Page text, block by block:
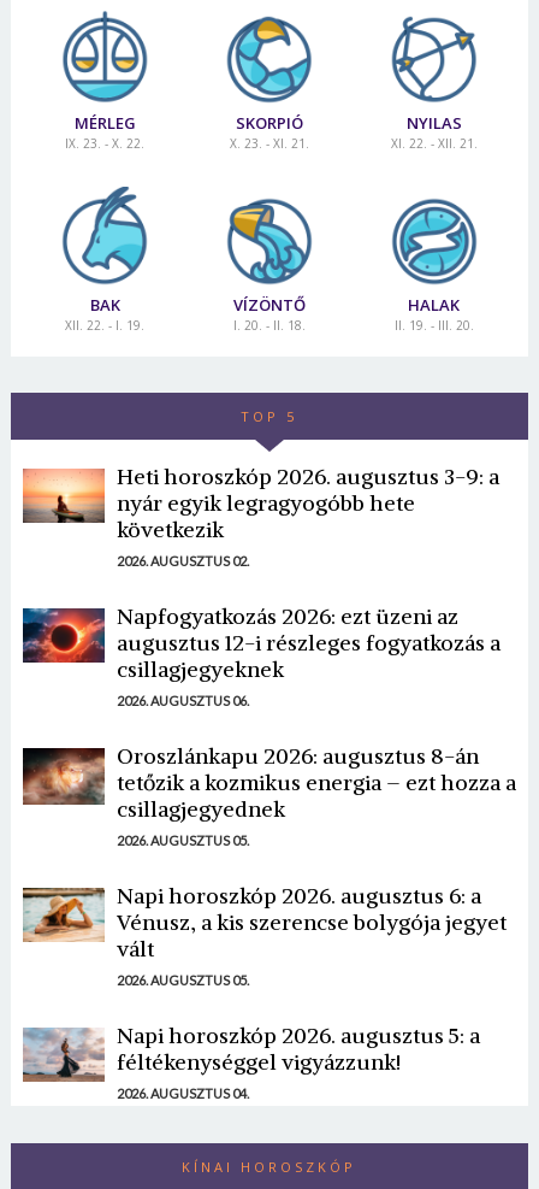
MÉRLEG
IX. 23. - X. 22.
SKORPIÓ
X. 23. - XI. 21.
NYILAS
XI. 22. - XII. 21.
BAK
XII. 22. - I. 19.
VÍZÖNTŐ
I. 20. - II. 18.
HALAK
II. 19. - III. 20.
TOP 5
Heti horoszkóp 2026. augusztus 3-9: a
nyár egyik legragyogóbb hete
következik
2026. AUGUSZTUS 02.
Napfogyatkozás 2026: ezt üzeni az
augusztus 12-i részleges fogyatkozás a
csillagjegyeknek
2026. AUGUSZTUS 06.
Oroszlánkapu 2026: augusztus 8-án
tetőzik a kozmikus energia – ezt hozza a
csillagjegyednek
2026. AUGUSZTUS 05.
Napi horoszkóp 2026. augusztus 6: a
Vénusz, a kis szerencse bolygója jegyet
vált
2026. AUGUSZTUS 05.
Napi horoszkóp 2026. augusztus 5: a
féltékenységgel vigyázzunk!
2026. AUGUSZTUS 04.
KÍNAI HOROSZKÓP